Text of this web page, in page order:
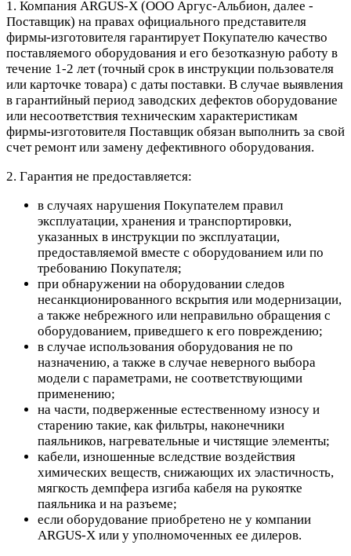
1. Компания ARGUS-X (ООО Аргус-Альбион, далее -
Поставщик) на правах официального представителя
фирмы-изготовителя гарантирует Покупателю качество
поставляемого оборудования и его безотказную работу в
течение 1-2 лет (точный срок в инструкции пользователя
или карточке товара) с даты поставки. В случае выявления
в гарантийный период заводских дефектов оборудование
или несоответствия техническим характеристикам
фирмы-изготовителя Поставщик обязан выполнить за свой
счет ремонт или замену дефективного оборудования.
2. Гарантия не предоставляется:
в случаях нарушения Покупателем правил
эксплуатации, хранения и транспортировки,
указанных в инструкции по эксплуатации,
предоставляемой вместе с оборудованием или по
требованию Покупателя;
при обнаружении на оборудовании следов
несанкционированного вскрытия или модернизации,
а также небрежного или неправильно обращения с
оборудованием, приведшего к его повреждению;
в случае использования оборудования не по
назначению, а также в случае неверного выбора
модели с параметрами, не соответствующими
применению;
на части, подверженные естественному износу и
старению такие, как фильтры, наконечники
паяльников, нагревательные и чистящие элементы;
кабели, изношенные вследствие воздействия
химических веществ, снижающих их эластичность,
мягкость демпфера изгиба кабеля на рукоятке
паяльника и на разъеме;
если оборудование приобретено не у компании
ARGUS-X или у уполномоченных ее дилеров.